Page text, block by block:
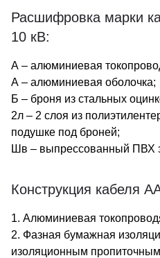
Расшифровка марки
10 кВ:
А – алюминиевая
А – алюминиевая оболочка;
Б – броня из стальных
2л – 2 слоя из
подушке под броней;
Шв – выпрессованный ПВХ
Конструкция кабеля
1. Алюминиевая
2. Фазная бумажная
изоляционным